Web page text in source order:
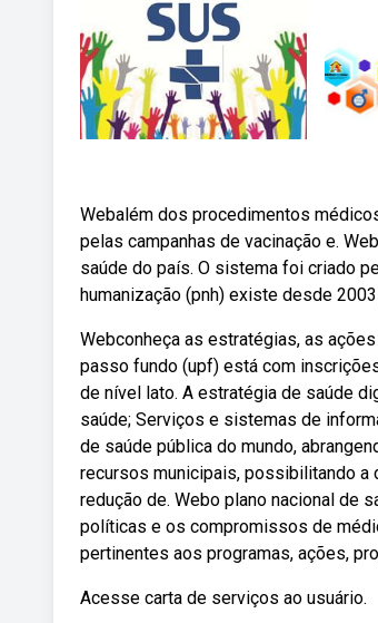
Webalém dos procedimentos
pelas campanhas de vacinação e.
saúde do país. O sistema foi criado
humanização (pnh) existe desde
Webconheça as estratégias, as
passo fundo (upf) está com
de nível lato. A estratégia de saúde
saúde; Serviços e sistemas de
de saúde pública do mundo,
recursos municipais, possibilitando a
redução de. Webo plano nacional de
políticas e os compromissos de
pertinentes aos programas, ações,
Acesse carta de serviços ao usuário.